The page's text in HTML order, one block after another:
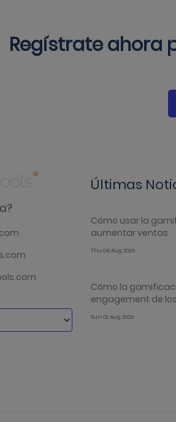
Regístrate ahora
Últimas
Cómo usar la
aumentar ventas
Thu 06 Aug 2026
Cómo la
engagement de
Sun 02 Aug 2026